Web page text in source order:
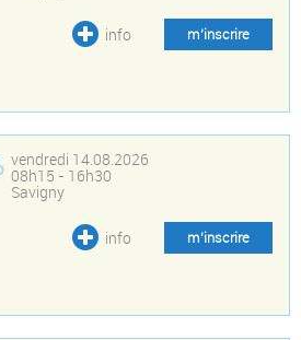
info m’inscrire
vendredi 14.08.2026
08h15 - 16h30
Savigny
info m’inscrire